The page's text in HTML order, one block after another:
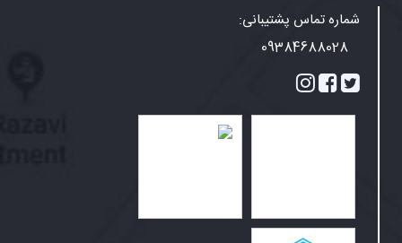
شماره تماس پشتیبانی:
09384688028